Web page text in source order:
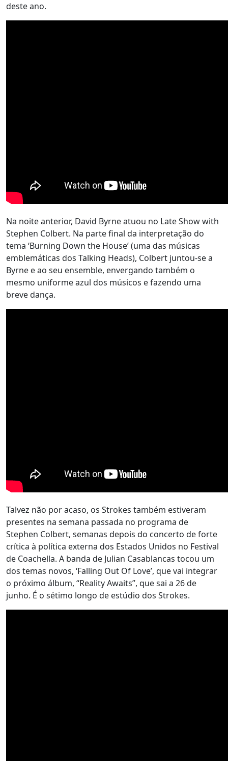
deste ano.
Na noite anterior, David Byrne atuou no Late Show with
Stephen Colbert. Na parte final da interpretação do
tema ‘Burning Down the House’ (uma das músicas
emblemáticas dos Talking Heads), Colbert juntou-se a
Byrne e ao seu ensemble, envergando também o
mesmo uniforme azul dos músicos e fazendo uma
breve dança.
Talvez não por acaso, os Strokes também estiveram
presentes na semana passada no programa de
Stephen Colbert, semanas depois do concerto de forte
crítica à política externa dos Estados Unidos no Festival
de Coachella. A banda de Julian Casablancas tocou um
dos temas novos, ‘Falling Out Of Love’, que vai integrar
o próximo álbum, “Reality Awaits”, que sai a 26 de
junho. É o sétimo longo de estúdio dos Strokes.